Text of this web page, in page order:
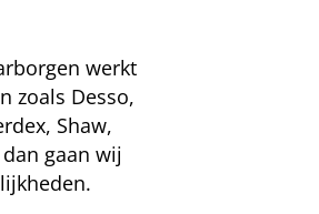
werkt
zoals Desso,
Shaw,
gaan wij